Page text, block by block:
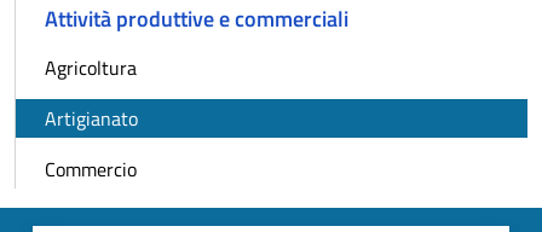
Attività produttive e commerciali
Agricoltura
Artigianato
Commercio